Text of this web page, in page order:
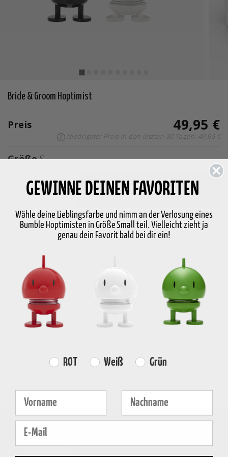
Bride & Groom Hoptimist
Preis 49,95 €
Niedrigster Preis in den letzten 30 Tagen: 49,95 €
GrößeS
+ In den Warenkorb legen
Auf Lager Lieferung in 2-5 Werktage
KOSTENLOSER
VERSAND
über €59
2-5 Werktage
RÜCKGABERECHT
30 Tage Rückgabe
Eigenschaften
Produktinformation
GEWINNE DEINEN FAVORITEN
Wähle deine Lieblingsfarbe und nimm an der Verlosung eines
Bumble Hoptimisten in Größe Small teil. Vielleicht zieht ja
genau dein Favorit bald bei dir ein!
Farvevalg
ROT Weiß Grün
Fornavn Efternavn
E-mail